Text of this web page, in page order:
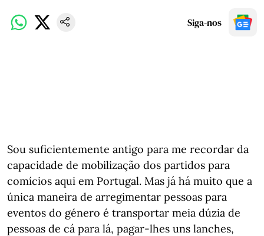
Siga-nos
Sou suficientemente antigo para me recordar da
capacidade de mobilização dos partidos para
comícios aqui em Portugal. Mas já há muito que a
única maneira de arregimentar pessoas para
eventos do género é transportar meia dúzia de
pessoas de cá para lá, pagar-lhes uns lanches,